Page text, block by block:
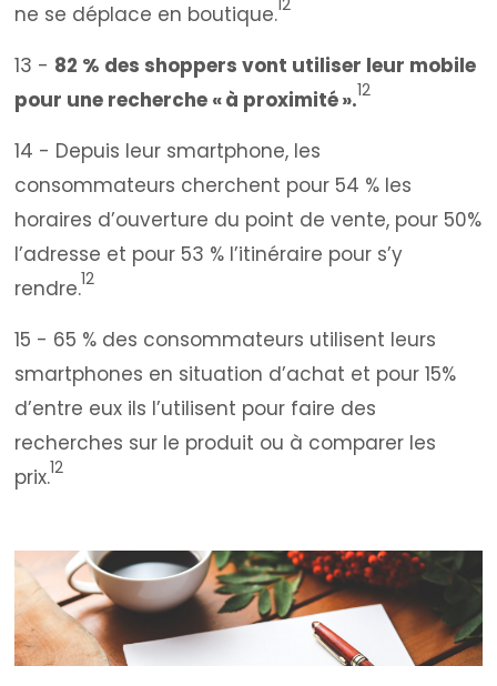
ne se déplace en boutique.12
13 - 82 % des shoppers vont utiliser leur mobile
pour une recherche « à proximité ».12
14 - Depuis leur smartphone, les
consommateurs cherchent pour 54 % les
horaires d’ouverture du point de vente, pour 50%
l’adresse et pour 53 % l’itinéraire pour s’y
rendre.12
15 - 65 % des consommateurs utilisent leurs
smartphones en situation d’achat et pour 15%
d’entre eux ils l’utilisent pour faire des
recherches sur le produit ou à comparer les
prix.12